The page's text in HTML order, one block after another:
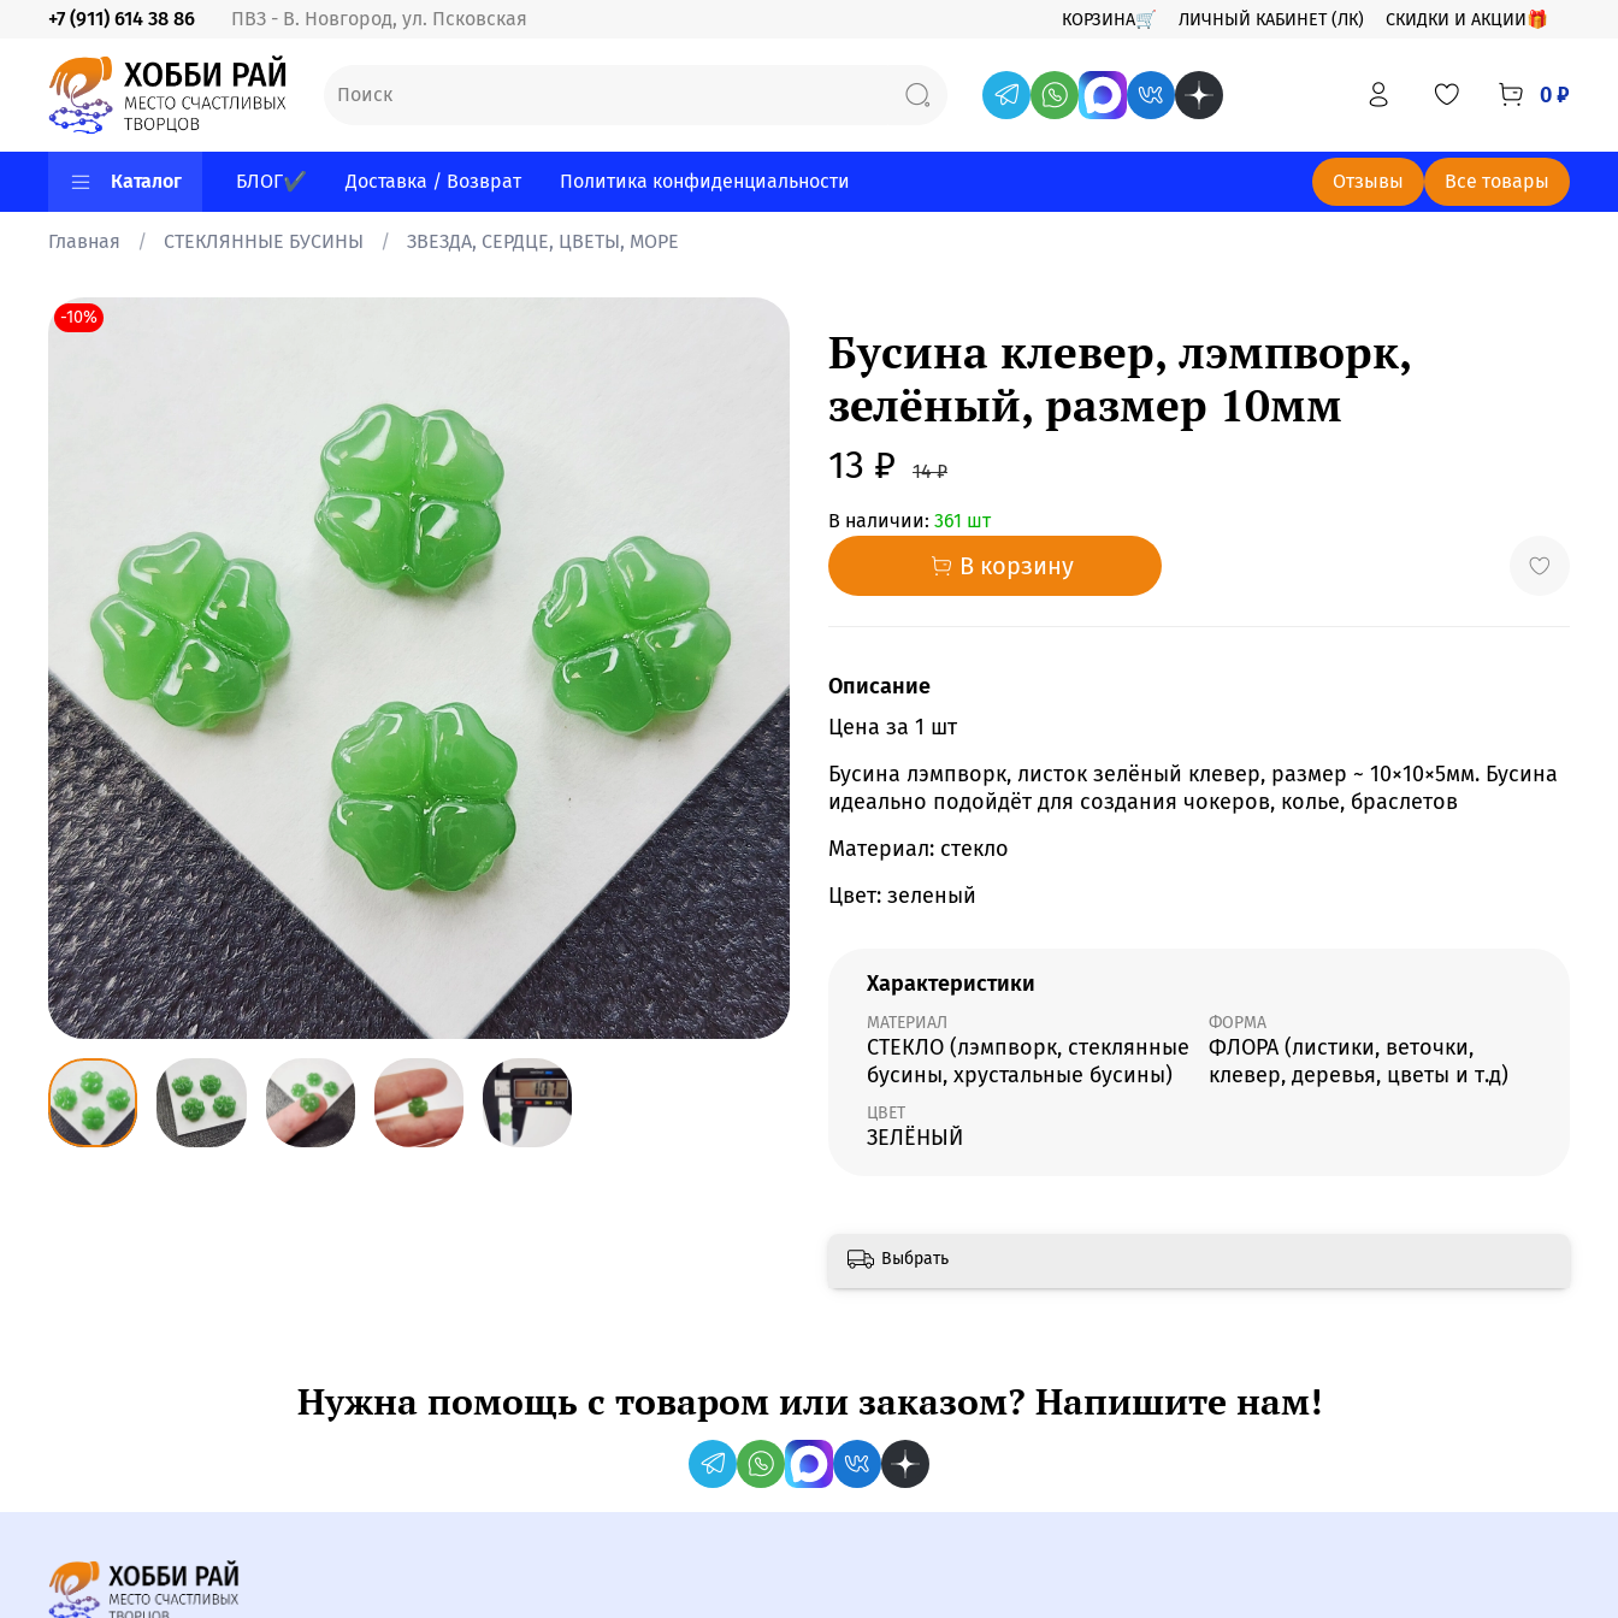
КОРЗИНА🛒 ЛИЧНЫЙ КАБИНЕТ (ЛК) СКИДКИ И АКЦИИ🎁
ПВЗ - В. Новгород, ул. Псковская
+7 (911) 614 38 86
0 ₽
Каталог БЛОГ✔ Доставка / Возврат Политика конфиденциальности Отзывы Все товары
Главная СТЕКЛЯННЫЕ БУСИНЫ ЗВЕЗДА, СЕРДЦЕ, ЦВЕТЫ, МОРЕ
-10%
Бусина клевер, лэмпворк,
зелёный, размер 10мм
13 ₽ 14 ₽
В наличии: 361 шт
В корзину
Описание
Цена за 1 шт
Бусина лэмпворк, листок зелёный клевер, размер ~ 10×10×5мм. Бусина
идеально подойдёт для создания чокеров, колье, браслетов
Материал: стекло
Цвет: зеленый
Характеристики
МАТЕРИАЛ
СТЕКЛО (лэмпворк, стеклянные
бусины, хрустальные бусины)
ФОРМА
ФЛОРА (листики, веточки,
клевер, деревья, цветы и т.д)
ЦВЕТ
ЗЕЛЁНЫЙ
Выбрать
Нужна помощь с товаром или заказом? Напишите нам!